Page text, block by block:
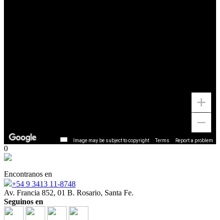
Image may be subject to copyright Terms Report a problem
0
Encontranos en
+54 9 3413 11-8748
Av. Francia 852, 01 B. Rosario, Santa Fe.
Seguinos en